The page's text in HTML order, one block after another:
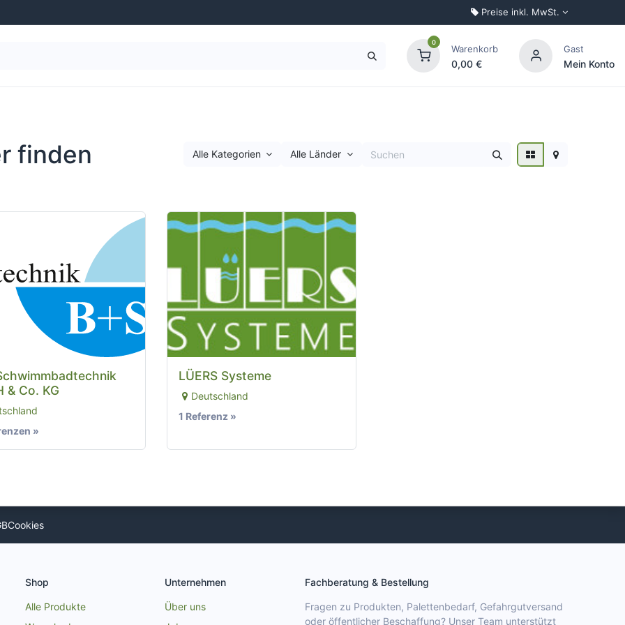
Preise inkl. MwSt.
0
Warenkorb
0,00 €
Gast
Mein Konto
finden Alle Kategorien Alle Länder
& Co. KG
»
LÜERS Systeme
Deutschland
1 Referenz »
Cookies
Shop
Alle Produkte
Unternehmen
Über uns
Fachberatung & Bestellung
Fragen zu Produkten, Palettenbedarf, Gefahrgutversand
oder öffentlicher Beschaffung? Unser Team unterstützt